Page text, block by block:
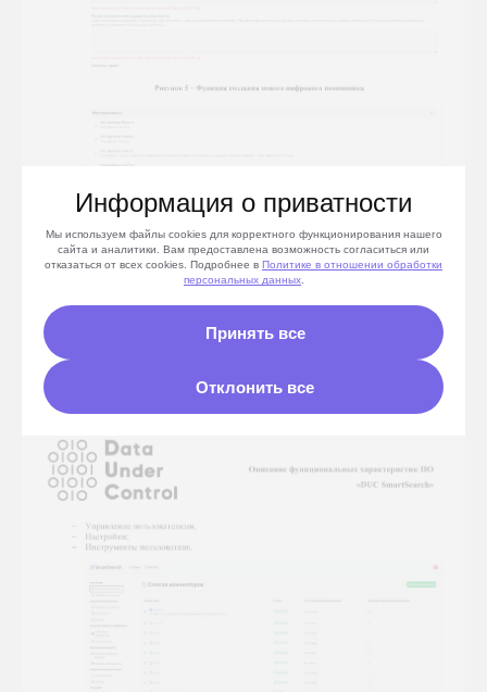
Информация о приватности
Мы используем файлы cookies для корректного функционирования нашего
сайта и аналитики. Вам предоставлена возможность согласиться или
отказаться от всех cookies. Подробнее в Политике в отношении обработки
персональных данных.
Принять все
Отклонить все